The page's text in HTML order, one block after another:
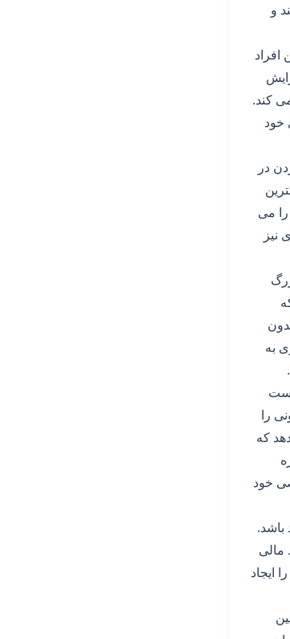
و
افراد
کند.
خود
در
را می
نیز
به
را
که
خود
باشد.
مالی
ایجاد